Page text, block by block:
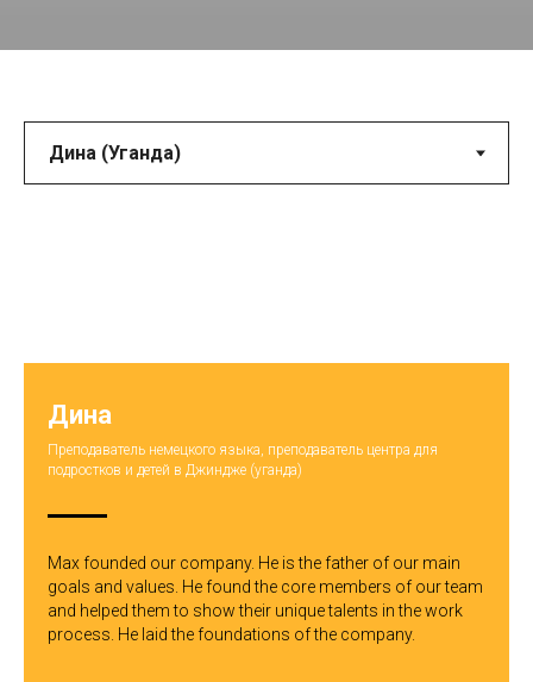
Дина
Преподаватель немецкого языка, преподаватель центра для
подростков и детей в Джиндже (уганда)
Max founded our company. He is the father of our main
goals and values. He found the core members of our team
and helped them to show their unique talents in the work
process. He laid the foundations of the company.